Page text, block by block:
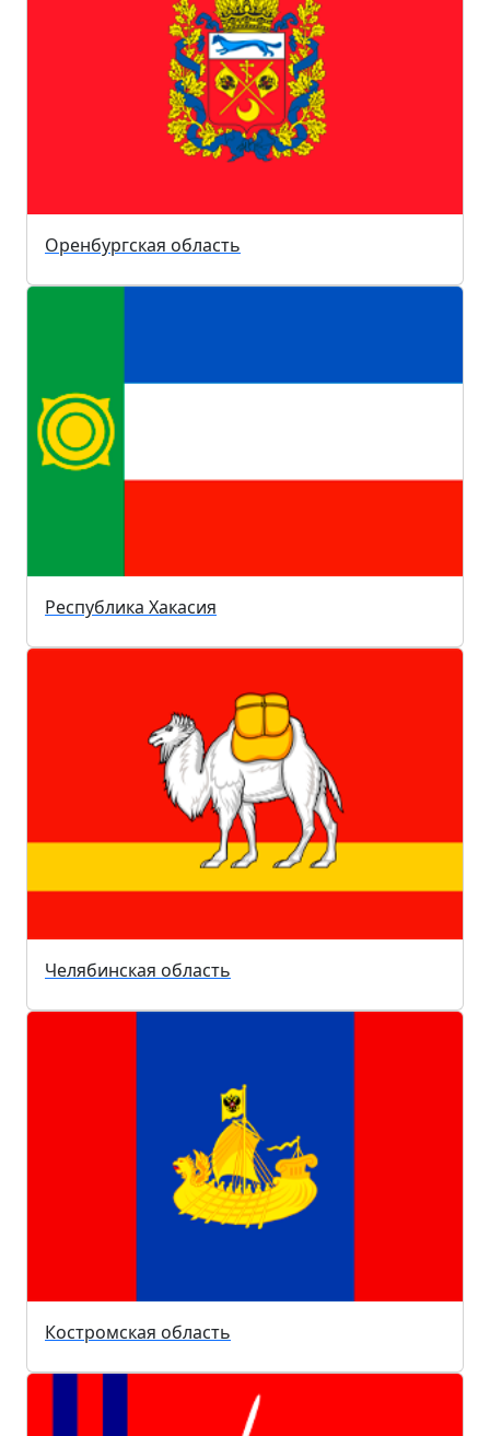
Оренбургская область
Республика Хакасия
Челябинская область
Костромская область